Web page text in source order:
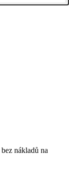
nákladů na